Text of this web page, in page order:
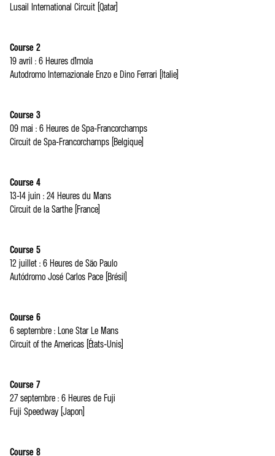
Lusail International Circuit (Qatar)
Course 2
19 avril : 6 Heures d’Imola
Autodromo Internazionale Enzo e Dino Ferrari (Italie)
Course 3
09 mai : 6 Heures de Spa-Francorchamps
Circuit de Spa-Francorchamps (Belgique)
Course 4
13-14 juin : 24 Heures du Mans
Circuit de la Sarthe (France)
Course 5
12 juillet : 6 Heures de São Paulo
Autódromo José Carlos Pace (Brésil)
Course 6
6 septembre : Lone Star Le Mans
Circuit of the Americas (États-Unis)
Course 7
27 septembre : 6 Heures de Fuji
Fuji Speedway (Japon)
Course 8